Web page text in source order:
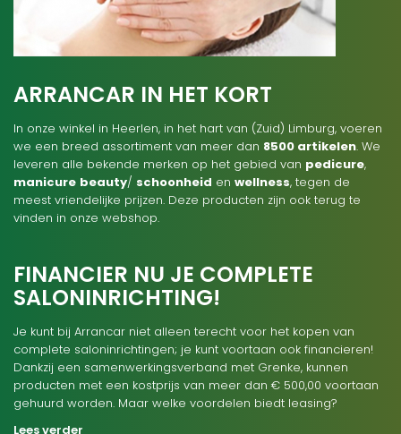
ARRANCAR IN HET KORT
In onze winkel in Heerlen, in het hart van (Zuid) Limburg, voeren
we een breed assortiment van meer dan 8500 artikelen. We
leveren alle bekende merken op het gebied van pedicure,
manicure beauty/ schoonheid en wellness, tegen de
meest vriendelijke prijzen. Deze producten zijn ook terug te
vinden in onze webshop.
FINANCIER NU JE COMPLETE
SALONINRICHTING!
Je kunt bij Arrancar niet alleen terecht voor het kopen van
complete saloninrichtingen; je kunt voortaan ook financieren!
Dankzij een samenwerkingsverband met Grenke, kunnen
producten met een kostprijs van meer dan € 500,00 voortaan
gehuurd worden. Maar welke voordelen biedt leasing?
Lees verder